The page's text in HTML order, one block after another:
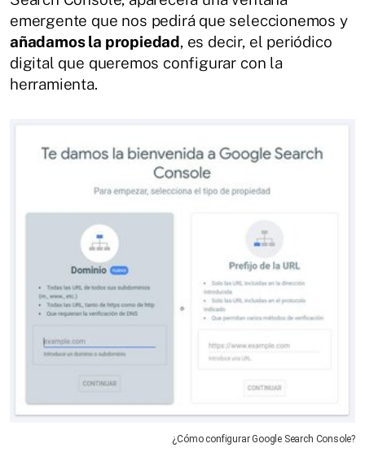
emergente que nos pedirá que seleccionemos y
añadamos la propiedad, es decir, el periódico
digital que queremos configurar con la
herramienta.
¿Cómo configurar Google Search Console?